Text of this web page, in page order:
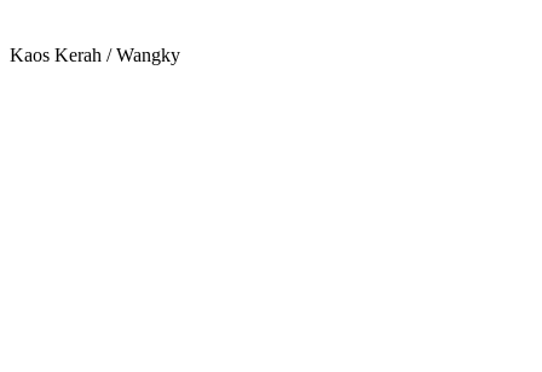
Kaos Kerah / Wangky